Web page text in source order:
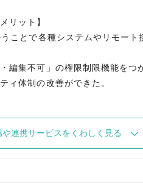
リット】
ことで各種システムやリモート
編集不可」の権限制限機能をつ
ィ体制の改善ができた。
や連携サービスをくわしく見る